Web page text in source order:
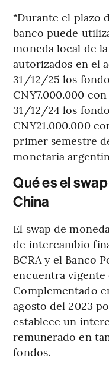
“Durante el plazo
banco puede
moneda local de
autorizados en el
31/12/25 los
CNY7.000.000
31/12/24 los
CNY21.000.000
primer semestre
monetaria
Qué es el
China
El swap de
de intercambio
BCRA y el Banco
encuentra vigente
Complementado
agosto del 2023
establece un
remunerado en
fondos.